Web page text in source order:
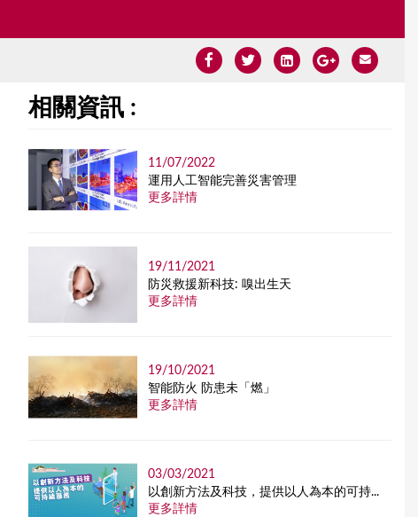
相關資訊 :
11/07/2022
運用人工智能完善災害管理
更多詳情
19/11/2021
防災救援新科技: 嗅出生天
更多詳情
19/10/2021
智能防火 防患未「燃」
更多詳情
03/03/2021
以創新方法及科技，提供以人為本的可持...
更多詳情